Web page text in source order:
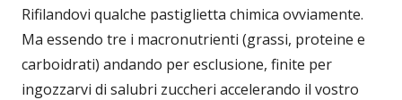
Rifilandovi qualche pastiglietta chimica ovviamente.
Ma essendo tre i macronutrienti (grassi, proteine e
carboidrati) andando per esclusione, finite per
ingozzarvi di salubri zuccheri accelerando il vostro